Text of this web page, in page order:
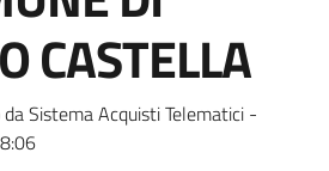
CASTELLA
Sistema Acquisti Telematici -